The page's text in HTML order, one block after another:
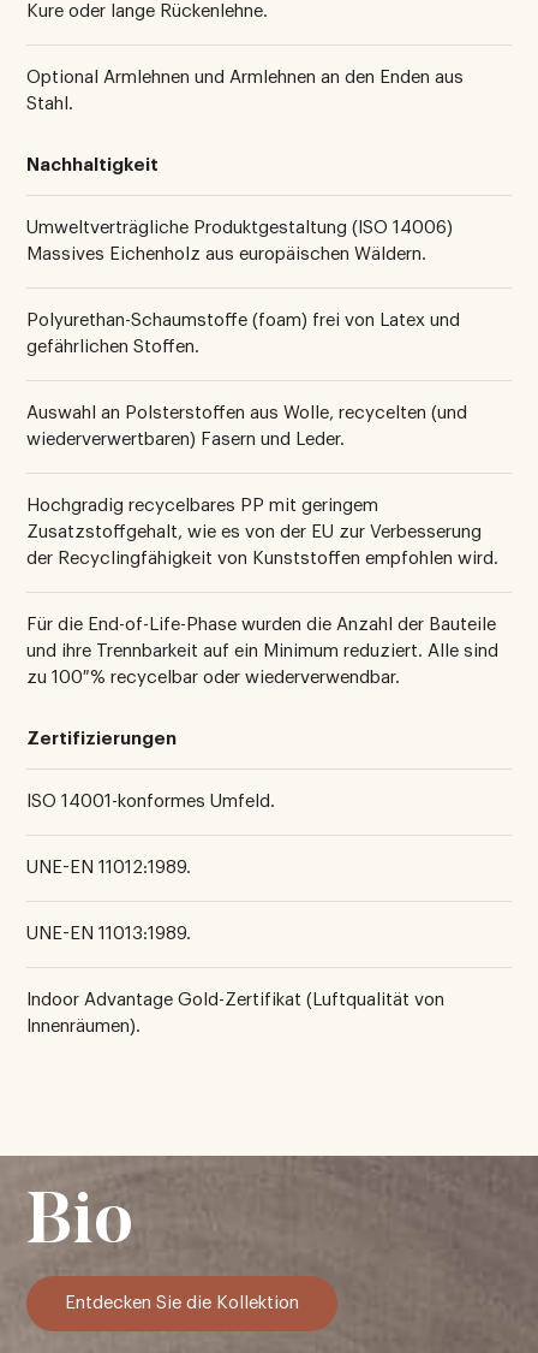
Kure oder lange Rückenlehne.
Optional Armlehnen und Armlehnen an den Enden aus
Stahl.
Nachhaltigkeit
Umweltverträgliche Produktgestaltung (ISO 14006)
Massives Eichenholz aus europäischen Wäldern.
Polyurethan-Schaumstoffe (foam) frei von Latex und
gefährlichen Stoffen.
Auswahl an Polsterstoffen aus Wolle, recycelten (und
wiederverwertbaren) Fasern und Leder.
Hochgradig recycelbares PP mit geringem
Zusatzstoffgehalt, wie es von der EU zur Verbesserung
der Recyclingfähigkeit von Kunststoffen empfohlen wird.
Für die End-of-Life-Phase wurden die Anzahl der Bauteile
und ihre Trennbarkeit auf ein Minimum reduziert. Alle sind
zu 100 % recycelbar oder wiederverwendbar.
Zertifizierungen
ISO 14001-konformes Umfeld.
UNE-EN 11012:1989.
UNE-EN 11013:1989.
Indoor Advantage Gold-Zertifikat (Luftqualität von
Innenräumen).
Bio
Entdecken Sie die Kollektion